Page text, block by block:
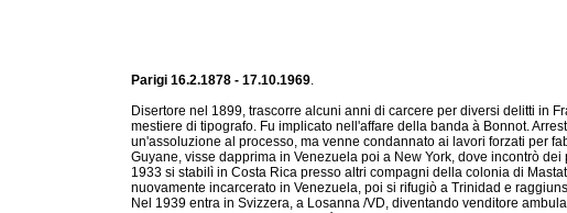
Parigi 16.2.1878 - 17.10.1969.
Disertore nel 1899, trascorre alcuni anni di carcere per diversi delitti in
mestiere di tipografo. Fu implicato nell'affare della banda à Bonnot.
un'assoluzione al processo, ma venne condannato ai lavori forzati per
Guyane, visse dapprima in Venezuela poi a New York, dove incontrò
1933 si stabilì in Costa Rica presso altri compagni della colonia di
nuovamente incarcerato in Venezuela, poi si rifugiò a Trinidad e
Nel 1939 entra in Svizzera, a Losanna /VD, diventando venditore